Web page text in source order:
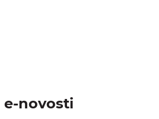
e-novosti